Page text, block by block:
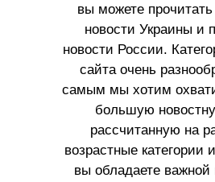
вы можете
новости Украины и
новости России.
сайта очень
самым мы хотим
большую
рассчитанную на
возрастные категории
вы обладаете важной